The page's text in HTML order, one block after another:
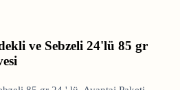
ve Sebzeli 24'lü 85 gr